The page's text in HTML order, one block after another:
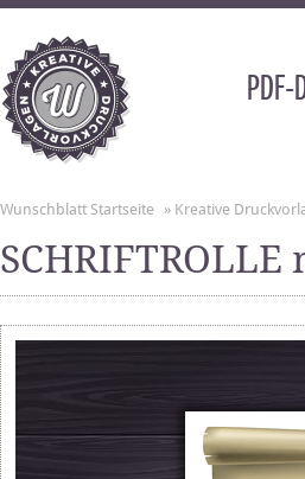
Wunschblatt Startseite » Kreative
SCHRIFTROLLE